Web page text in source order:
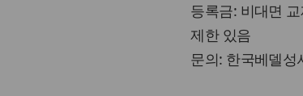
등록금: 비대면
제한 있음
문의: 한국베델성